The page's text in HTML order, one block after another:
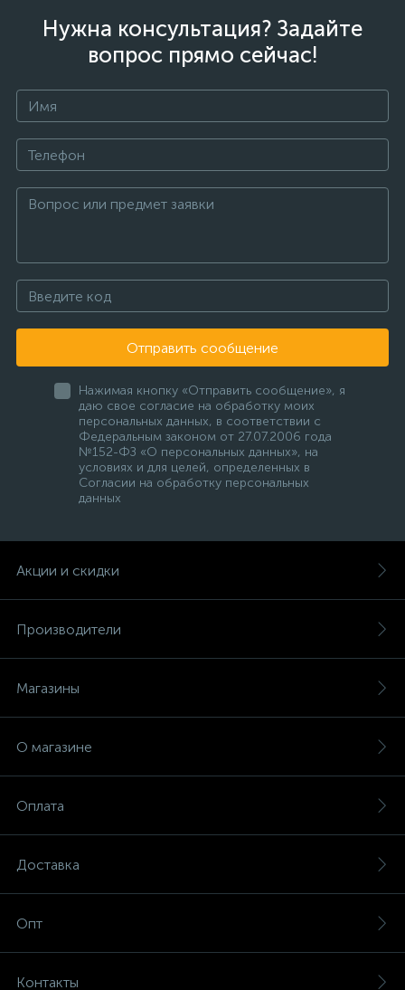
Нужна консультация? Задайте
вопрос прямо сейчас!
Отправить сообщение
Нажимая кнопку «Отправить сообщение», я
даю свое согласие на обработку моих
персональных данных, в соответствии с
Федеральным законом от 27.07.2006 года
№152-ФЗ «О персональных данных», на
условиях и для целей, определенных в
Согласии на обработку персональных
данных
Акции и скидки
Производители
Магазины
О магазине
Оплата
Доставка
Опт
Контакты